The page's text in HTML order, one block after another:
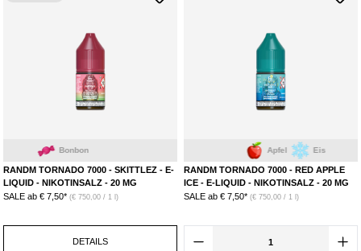
RANDM TORNADO 7000 - SKITTLEZ - E-
LIQUID - NIKOTINSALZ - 20 MG
SALE ab € 7,50* (€ 750,00 / 1 l)
DETAILS
Eis
RANDM TORNADO 7000 - RED APPLE
ICE - E-LIQUID - NIKOTINSALZ - 20 MG
SALE ab € 7,50* (€ 750,00 / 1 l)